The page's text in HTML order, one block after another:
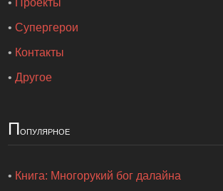
• Проекты
•Супергерои
• Контакты
•Другое
Популярное
• Книга: Многорукий бог далайна